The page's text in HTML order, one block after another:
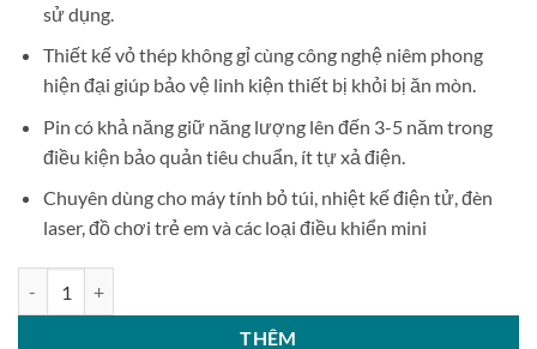
sử dụng.
Thiết kế vỏ thép không gỉ cùng công nghệ niêm phong
hiện đại giúp bảo vệ linh kiện thiết bị khỏi bị ăn mòn.
Pin có khả năng giữ năng lượng lên đến 3-5 năm trong
điều kiện bảo quản tiêu chuẩn, ít tự xả điện.
Chuyên dùng cho máy tính bỏ túi, nhiệt kế điện tử, đèn
laser, đồ chơi trẻ em và các loại điều khiển mini
THÊM